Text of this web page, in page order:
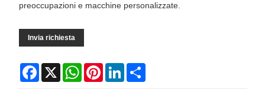
preoccupazioni e macchine personalizzate.
Invia richiesta
Facebook
X WhatsAppPinterestLinkedIn